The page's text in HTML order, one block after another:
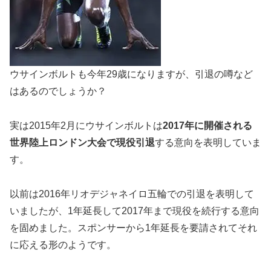
ウサインボルトも今年29歳になりますが、引退の噂など
はあるのでしょうか？
実は2015年2月にウサインボルトは2017年に開催される
世界陸上ロンドン大会で現役引退する意向を表明していま
す。
以前は2016年リオデジャネイロ五輪での引退を表明して
いましたが、1年延長して2017年まで現役を続行する意向
を固めました。スポンサーから1年延長を要請されてそれ
に応える形のようです。